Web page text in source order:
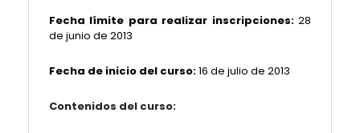
Fecha límite para realizar inscripciones: 28
de junio de 2013
Fecha de inicio del curso:16 de julio de 2013
Contenidos del curso: